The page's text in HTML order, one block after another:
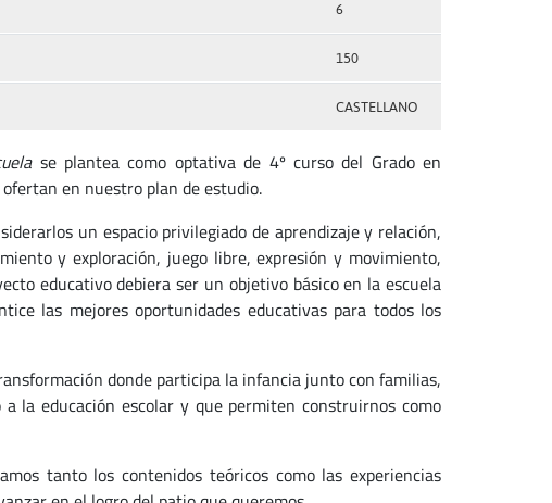
6
150
CASTELLANO
se plantea como optativa de 4º curso del Grado en
en nuestro plan de estudio.
un espacio privilegiado de aprendizaje y relación,
y exploración, juego libre, expresión y movimiento,
educativo debiera ser un objetivo básico en la escuela
las mejores oportunidades educativas para todos los
donde participa la infancia junto con familias,
la educación escolar y que permiten construirnos como
tanto los contenidos teóricos como las experiencias